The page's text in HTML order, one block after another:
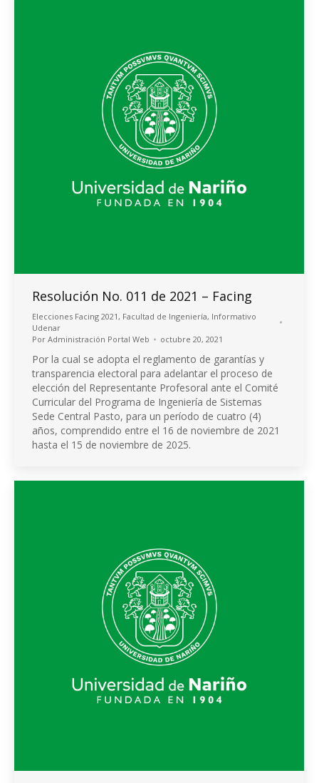
Resolución No. 011 de 2021 – Facing
Elecciones Facing 2021 , Facultad de Ingeniería, Informativo
Udenar
Por Administración Portal Web octubre 20, 2021
Por la cual se adopta el reglamento de garantías y
transparencia electoral para adelantar el proceso de
elección del Representante Profesoral ante el Comité
Curricular del Programa de Ingeniería de Sistemas
Sede Central Pasto, para un período de cuatro (4)
años, comprendido entre el 16 de noviembre de 2021
hasta el 15 de noviembre de 2025.